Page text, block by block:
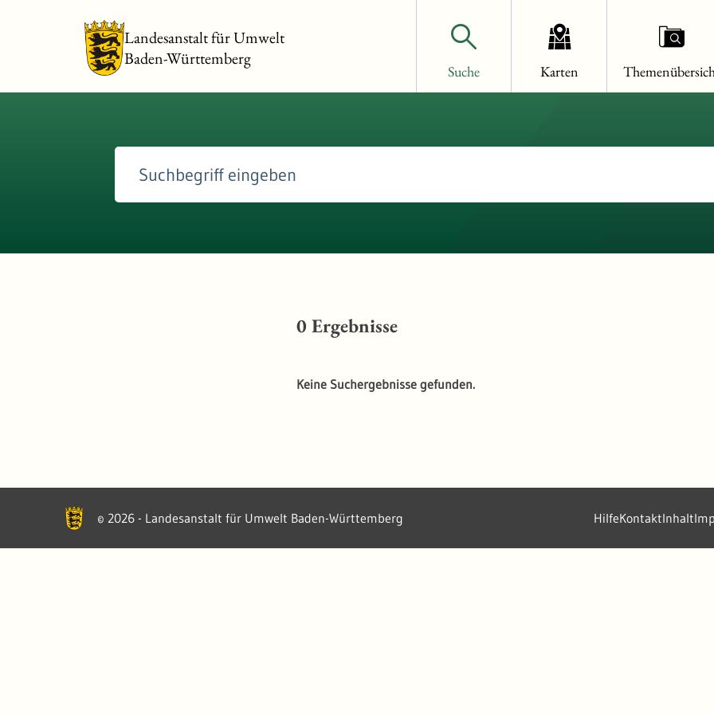
Landesanstalt für Umwelt
Baden-Württemberg
Suche Karten
0Ergebnisse
Keine Suchergebnisse gefunden.
2026 - Landesanstalt für Umwelt Baden-Württemberg HilfeKontaktInhalt